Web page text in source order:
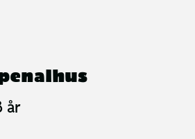
år